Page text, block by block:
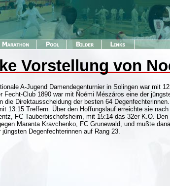
Vorstellung von
A-Jugend Damendegenturnier in Solingen war mit
Fecht-Club 1890 war mit Noémi Mészáros eine der
die Direktausscheidung der besten 64
13:15 Treffern. Über den Hoffungslauf erreichte sie
FC Tauberbischofsheim, mit 15:14 das 32er K.O.
Maranta Kravchenko, FC Grunewald, und mußte
jüngsten Degenfechterinnen auf Rang 23.